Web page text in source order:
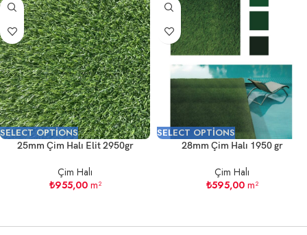
SELECT OPTIONS
25mm Çim Halı Elit 2950gr
Çim Halı
₺955,00m²
SELECT OPTIONS
28mm Çim Halı 1950 gr
Çim Halı
₺595,00m²